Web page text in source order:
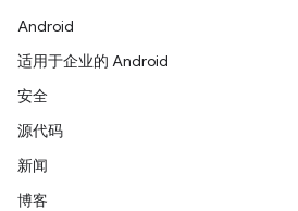
Android
适用于企业的 Android
安全
源代码
新闻
博客